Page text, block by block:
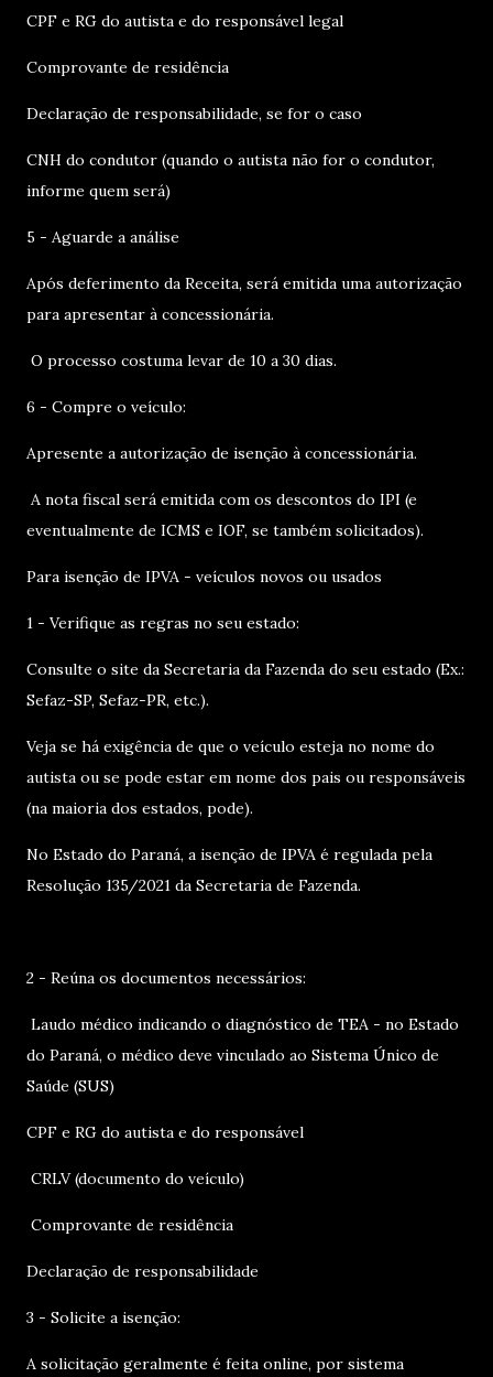
CPF e RG do autista e do responsável legal
Comprovante de residência
Declaração de responsabilidade, se for o caso
CNH do condutor (quando o autista não for o condutor,
informe quem será)
5 - Aguarde a análise
Após deferimento da Receita, será emitida uma autorização
para apresentar à concessionária.
O processo costuma levar de 10 a 30 dias.
6 - Compre o veículo:
Apresente a autorização de isenção à concessionária.
A nota fiscal será emitida com os descontos do IPI (e
eventualmente de ICMS e IOF, se também solicitados).
Para isenção de IPVA - veículos novos ou usados
1 - Verifique as regras no seu estado:
Consulte o site da Secretaria da Fazenda do seu estado (Ex.:
Sefaz-SP, Sefaz-PR, etc.).
Veja se há exigência de que o veículo esteja no nome do
autista ou se pode estar em nome dos pais ou responsáveis
(na maioria dos estados, pode).
No Estado do Paraná, a isenção de IPVA é regulada pela
Resolução 135/2021 da Secretaria de Fazenda.
2 - Reúna os documentos necessários:
Laudo médico indicando o diagnóstico de TEA - no Estado
do Paraná, o médico deve vinculado ao Sistema Único de
Saúde (SUS)
CPF e RG do autista e do responsável
CRLV (documento do veículo)
Comprovante de residência
Declaração de responsabilidade
3 - Solicite a isenção:
A solicitação geralmente é feita online, por sistema